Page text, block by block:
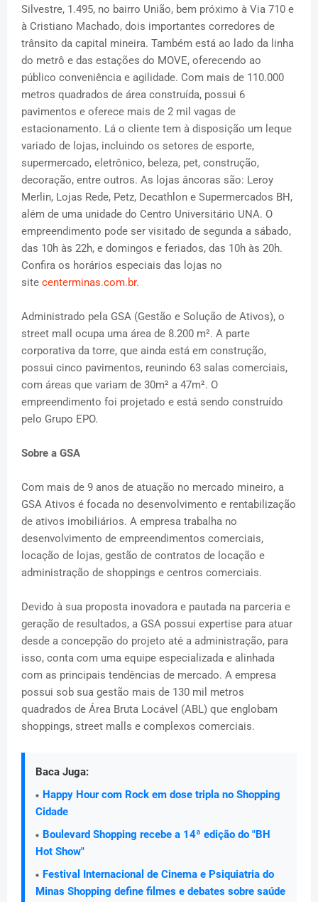
Silvestre, 1.495, no bairro União, bem próximo à Via 710 e
à Cristiano Machado, dois importantes corredores de
trânsito da capital mineira. Também está ao lado da linha
do metrô e das estações do MOVE, oferecendo ao
público conveniência e agilidade. Com mais de 110.000
metros quadrados de área construída, possui 6
pavimentos e oferece mais de 2 mil vagas de
estacionamento. Lá o cliente tem à disposição um leque
variado de lojas, incluindo os setores de esporte,
supermercado, eletrônico, beleza, pet, construção,
decoração, entre outros. As lojas âncoras são: Leroy
Merlin, Lojas Rede, Petz, Decathlon e Supermercados BH,
além de uma unidade do Centro Universitário UNA. O
empreendimento pode ser visitado de segunda a sábado,
das 10h às 22h, e domingos e feriados, das 10h às 20h.
Confira os horários especiais das lojas no
site centerminas.com.br.
Administrado pela GSA (Gestão e Solução de Ativos), o
street mall ocupa uma área de 8.200 m². A parte
corporativa da torre, que ainda está em construção,
possui cinco pavimentos, reunindo 63 salas comerciais,
com áreas que variam de 30m² a 47m². O
empreendimento foi projetado e está sendo construído
pelo Grupo EPO.
Sobre a GSA
Com mais de 9 anos de atuação no mercado mineiro, a
GSA Ativos é focada no desenvolvimento e rentabilização
de ativos imobiliários. A empresa trabalha no
desenvolvimento de empreendimentos comerciais,
locação de lojas, gestão de contratos de locação e
administração de shoppings e centros comerciais.
Devido à sua proposta inovadora e pautada na parceria e
geração de resultados, a GSA possui expertise para atuar
desde a concepção do projeto até a administração, para
isso, conta com uma equipe especializada e alinhada
com as principais tendências de mercado. A empresa
possui sob sua gestão mais de 130 mil metros
quadrados de Área Bruta Locável (ABL) que englobam
shoppings, street malls e complexos comerciais.
Baca Juga:
Happy Hour com Rock em dose tripla no Shopping
Cidade
Boulevard Shopping recebe a 14ª edição do "BH
Hot Show"
Festival Internacional de Cinema e Psiquiatria do
Minas Shopping define filmes e debates sobre saúde